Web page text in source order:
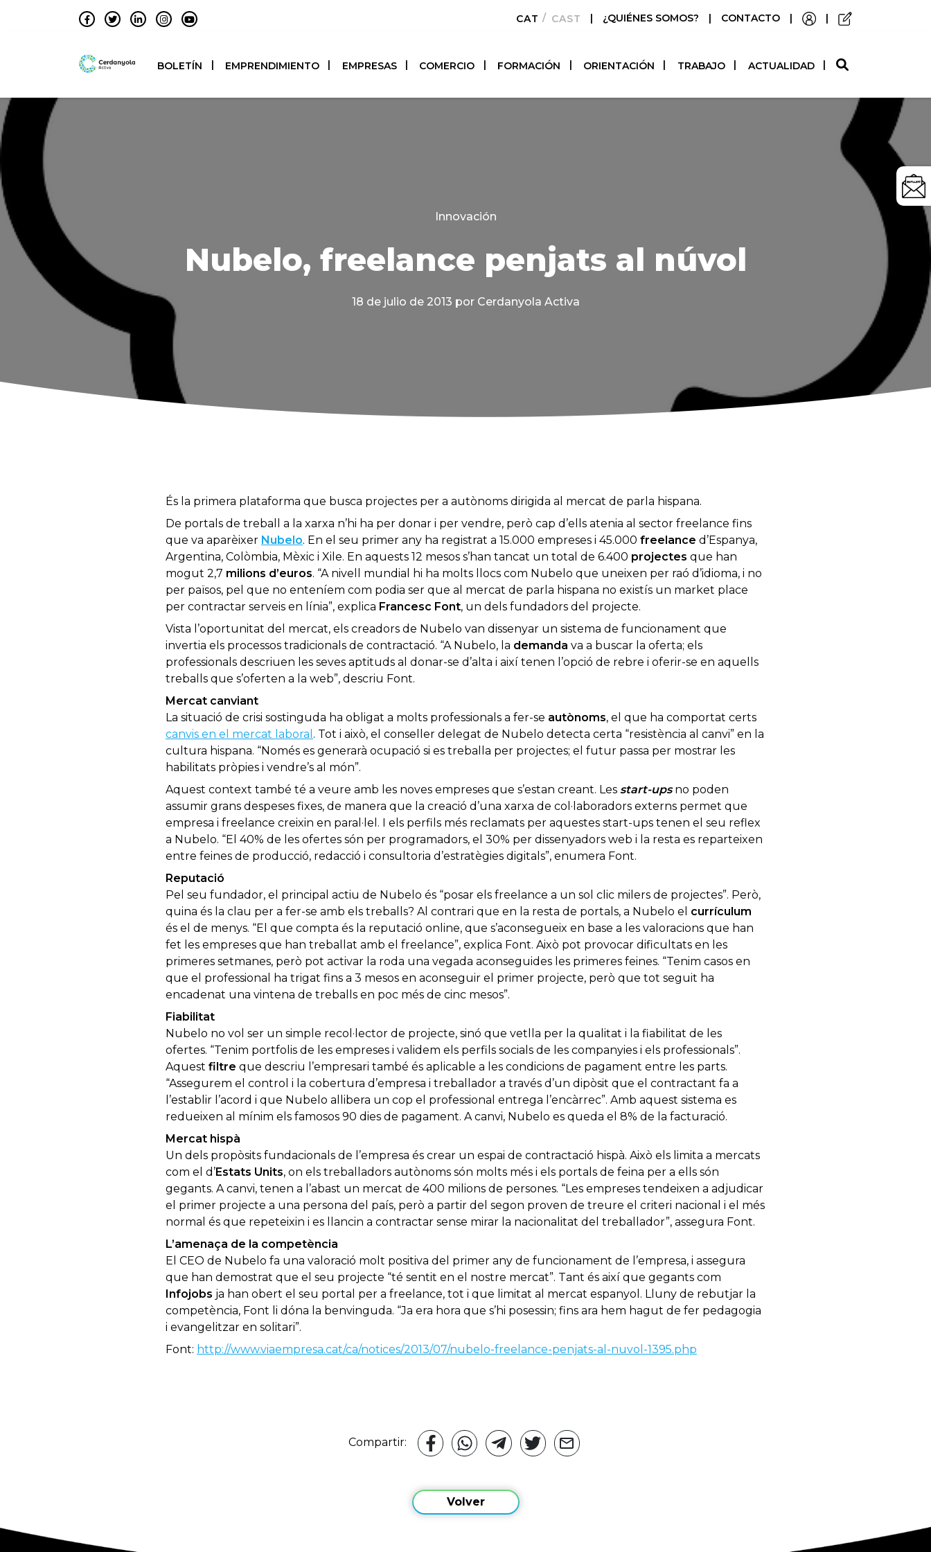
CATALÀCASTELLANO
| ¿QUIÉNES SOMOS? | CONTACTO | |
BOLETÍN EMPRENDIMIENTO EMPRESAS COMERCIO FORMACIÓN ORIENTACIÓN TRABAJO ACTUALIDAD
Categories
Innovación
Nubelo, freelance penjats al núvol
18 de julio de 2013 por Cerdanyola Activa
És la primera plataforma que busca projectes per a autònoms dirigida al mercat de parla hispana.
De portals de treball a la xarxa n’hi ha per donar i per vendre, però cap d’ells atenia al sector freelance fins
que va aparèixer Nubelo. En el seu primer any ha registrat a 15.000 empreses i 45.000 freelance d’Espanya,
Argentina, Colòmbia, Mèxic i Xile. En aquests 12 mesos s’han tancat un total de 6.400 projectes que han
mogut 2,7 milions d’euros. “A nivell mundial hi ha molts llocs com Nubelo que uneixen per raó d’idioma, i no
per països, pel que no enteníem com podia ser que al mercat de parla hispana no existís un market place
per contractar serveis en línia”, explica Francesc Font, un dels fundadors del projecte.
Vista l’oportunitat del mercat, els creadors de Nubelo van dissenyar un sistema de funcionament que
invertia els processos tradicionals de contractació. “A Nubelo, la demanda va a buscar la oferta; els
professionals descriuen les seves aptituds al donar-se d’alta i així tenen l’opció de rebre i oferir-se en aquells
treballs que s’oferten a la web”, descriu Font.
Mercat canviant
La situació de crisi sostinguda ha obligat a molts professionals a fer-se autònoms, el que ha comportat certs
canvis en el mercat laboral . Tot i això, el conseller delegat de Nubelo detecta certa “resistència al canvi” en la
cultura hispana. “Només es generarà ocupació si es treballa per projectes; el futur passa per mostrar les
habilitats pròpies i vendre’s al món”.
Aquest context també té a veure amb les noves empreses que s’estan creant. Les start-ups no poden
assumir grans despeses fixes, de manera que la creació d’una xarxa de col·laboradors externs permet que
empresa i freelance creixin en paral·lel. I els perfils més reclamats per aquestes start-ups tenen el seu reflex
a Nubelo. “El 40% de les ofertes són per programadors, el 30% per dissenyadors web i la resta es reparteixen
entre feines de producció, redacció i consultoria d’estratègies digitals”, enumera Font.
Reputació
Pel seu fundador, el principal actiu de Nubelo és “posar els freelance a un sol clic milers de projectes”. Però,
quina és la clau per a fer-se amb els treballs? Al contrari que en la resta de portals, a Nubelo el currículum
és el de menys. “El que compta és la reputació online, que s’aconsegueix en base a les valoracions que han
fet les empreses que han treballat amb el freelance”, explica Font. Això pot provocar dificultats en les
primeres setmanes, però pot activar la roda una vegada aconseguides les primeres feines. “Tenim casos en
que el professional ha trigat fins a 3 mesos en aconseguir el primer projecte, però que tot seguit ha
encadenat una vintena de treballs en poc més de cinc mesos”.
Fiabilitat
Nubelo no vol ser un simple recol·lector de projecte, sinó que vetlla per la qualitat i la fiabilitat de les
ofertes. “Tenim portfolis de les empreses i validem els perfils socials de les companyies i els professionals”.
Aquest filtre que descriu l’empresari també és aplicable a les condicions de pagament entre les parts.
“Assegurem el control i la cobertura d’empresa i treballador a través d’un dipòsit que el contractant fa a
l’establir l’acord i que Nubelo allibera un cop el professional entrega l’encàrrec”. Amb aquest sistema es
redueixen al mínim els famosos 90 dies de pagament. A canvi, Nubelo es queda el 8% de la facturació.
Mercat hispà
Un dels propòsits fundacionals de l’empresa és crear un espai de contractació hispà. Això els limita a mercats
com el d’Estats Units, on els treballadors autònoms són molts més i els portals de feina per a ells són
gegants. A canvi, tenen a l’abast un mercat de 400 milions de persones. “Les empreses tendeixen a adjudicar
el primer projecte a una persona del país, però a partir del segon proven de treure el criteri nacional i el més
normal és que repeteixin i es llancin a contractar sense mirar la nacionalitat del treballador”, assegura Font.
L’amenaça de la competència
El CEO de Nubelo fa una valoració molt positiva del primer any de funcionament de l’empresa, i assegura
que han demostrat que el seu projecte “té sentit en el nostre mercat”. Tant és així que gegants com
Infojobs ja han obert el seu portal per a freelance, tot i que limitat al mercat espanyol. Lluny de rebutjar la
competència, Font li dóna la benvinguda. “Ja era hora que s’hi posessin; fins ara hem hagut de fer pedagogia
i evangelitzar en solitari”.
Font: http://www.viaempresa.cat/ca/notices/2013/07/nubelo-freelance-penjats-al-nuvol-1395.php
Compartir:
Volver